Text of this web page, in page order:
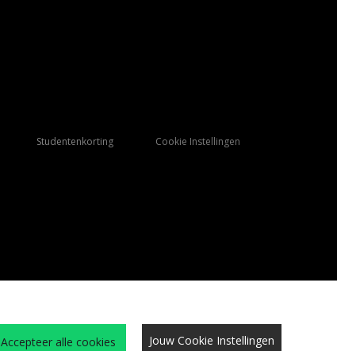
Studentenkorting Cookie Instellingen
Jouw Cookie Instellingen
Accepteer alle cookies